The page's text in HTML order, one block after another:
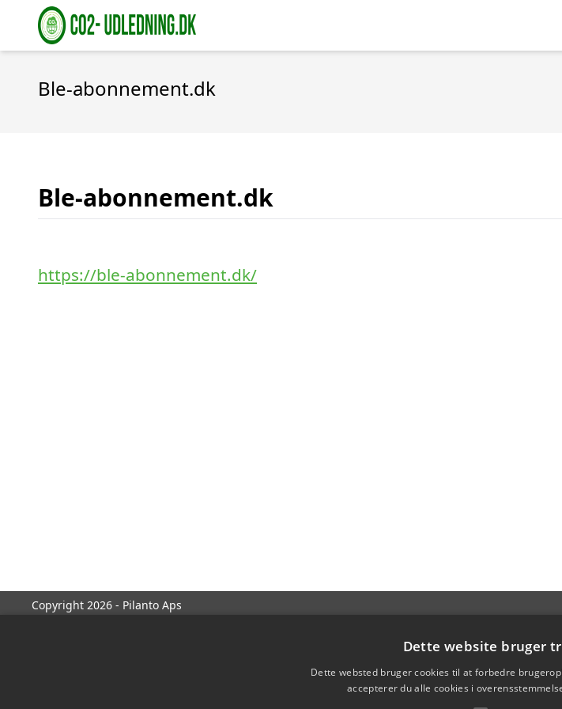
Ble-abonnement.dk
Ble-abonnement.dk
https://ble-abonnement.dk/
Copyright 2026 - Pilanto Aps
Dette website bruger
Dette websted bruger cookies til at forbedre
accepterer du alle cookies i